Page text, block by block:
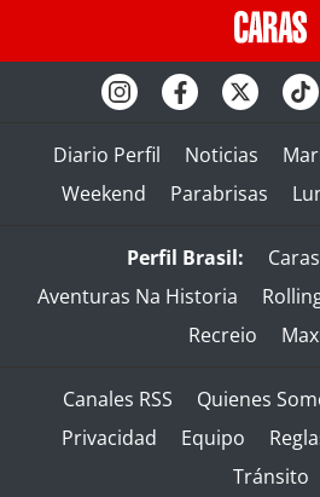
Diario Perfil Noticias
Weekend
Parabrisas
Perfil Brasil: Caras
Aventuras Na Historia
Recreio
Canales RSS Quienes
Privacidad
Equipo
Tránsito